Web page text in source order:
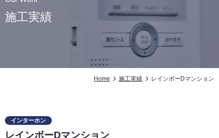
施工実績
Home 施工実績 レインボーDマンション
インターホン
レインボーDマンション